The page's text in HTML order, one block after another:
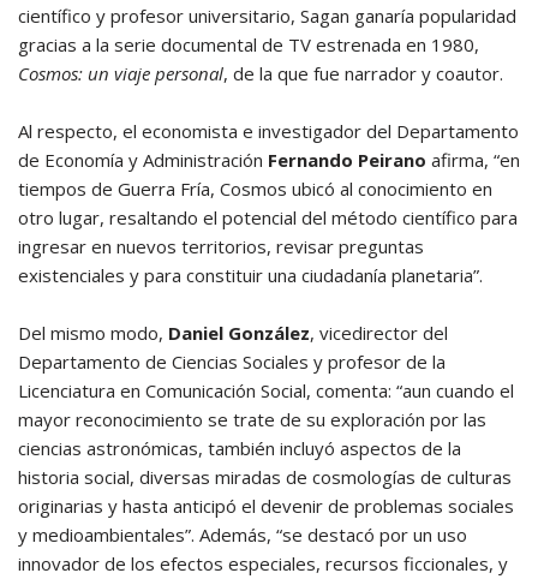
científico y profesor universitario, Sagan ganaría popularidad
gracias a la serie documental de TV estrenada en 1980,
Cosmos: un viaje personal, de la que fue narrador y coautor.
Al respecto, el economista e investigador del Departamento
de Economía y Administración Fernando Peirano afirma, “en
tiempos de Guerra Fría, Cosmos ubicó al conocimiento en
otro lugar, resaltando el potencial del método científico para
ingresar en nuevos territorios, revisar preguntas
existenciales y para constituir una ciudadanía planetaria”.
Del mismo modo, Daniel González, vicedirector del
Departamento de Ciencias Sociales y profesor de la
Licenciatura en Comunicación Social, comenta: “aun cuando el
mayor reconocimiento se trate de su exploración por las
ciencias astronómicas, también incluyó aspectos de la
historia social, diversas miradas de cosmologías de culturas
originarias y hasta anticipó el devenir de problemas sociales
y medioambientales”. Además, “se destacó por un uso
innovador de los efectos especiales, recursos ficcionales, y